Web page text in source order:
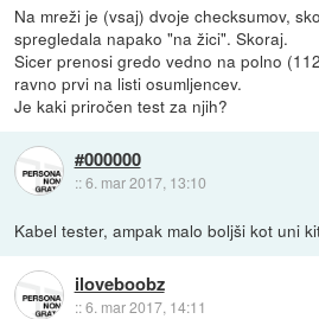
Na mreži je (vsaj) dvoje checksumov,
spregledala napako "na žici". Skoraj.
Sicer prenosi gredo vedno na polno
ravno prvi na listi osumljencev.
Je kaki priročen test za njih?
#000000
::6. mar 2017, 13:10
Kabel tester, ampak malo boljši kot uni
iloveboobz
::6. mar 2017, 14:11